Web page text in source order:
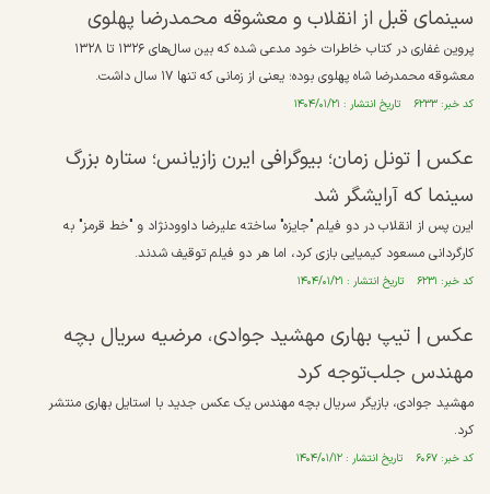
سینمای قبل از انقلاب و معشوقه محمدرضا پهلوی
پروین غفاری در کتاب خاطرات خود مدعی شده که بین سال‌های ۱۳۲۶ تا ۱۳۲۸
معشوقه محمدرضا شاه پهلوی بوده؛ یعنی از زمانی که تنها ۱۷ سال داشت.
کد خبر: ۶۲۳۳ تاریخ انتشار : ۱۴۰۴/۰۱/۲۱
عکس | تونل زمان؛ بیوگرافی ایرن زازیانس؛ ستاره بزرگ
سینما که آرایشگر شد
ایرن پس از انقلاب در دو فیلم "جایزه" ساخته علیرضا داوودنژاد و "خط قرمز" به
کارگردانی مسعود کیمیایی بازی کرد، اما هر دو فیلم توقیف شدند.
کد خبر: ۶۲۳۱ تاریخ انتشار : ۱۴۰۴/۰۱/۲۱
عکس | تیپ بهاری مهشید جوادی، مرضیه سریال بچه
مهندس جلب‌توجه کرد
مهشید جوادی، بازیگر سریال بچه مهندس یک عکس جدید با استایل بهاری منتشر
کرد.
کد خبر: ۶۰۶۷ تاریخ انتشار : ۱۴۰۴/۰۱/۱۲